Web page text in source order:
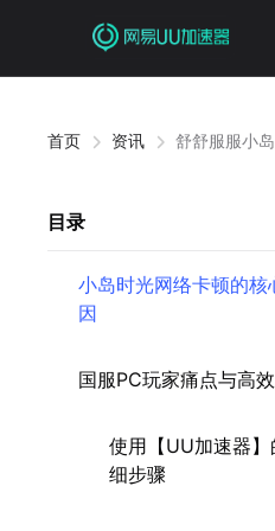
首页 资讯 舒舒服服小
目录
小岛时光网络卡顿的核
因
国服PC玩家痛点与高
使用【UU加速器】
细步骤